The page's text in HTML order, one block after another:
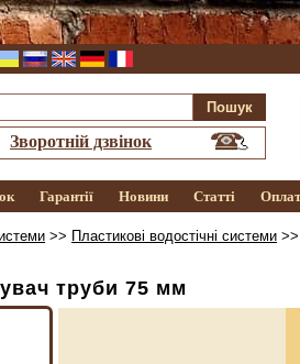
Зворотній дзвінок
Гарантії Новини Статті
>> Пластикові водостічні системи >>
труби 75 мм